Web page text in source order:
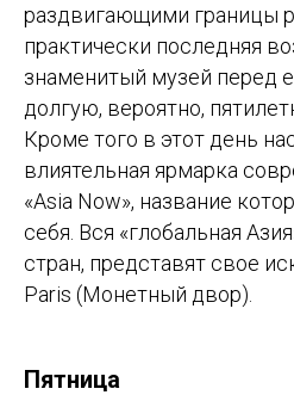
раздвигающими границы
практически последняя
знаменитый музей перед
долгую, вероятно,
Кроме того в этот день
влиятельная ярмарка
«Asia Now», название
себя. Вся «глобальная
стран, представят свое
Paris (Монетный двор).
Пятница